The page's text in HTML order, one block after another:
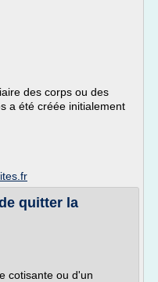
des corps ou des
a été créée initialement
quitter la
cotisante ou d'un